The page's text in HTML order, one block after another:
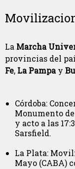
La Marcha
provincias del
Fe, La Pampay
Córdoba:
Monumento
y acto a las
Sarsfield.
La Plata:
Mayo (CABA)